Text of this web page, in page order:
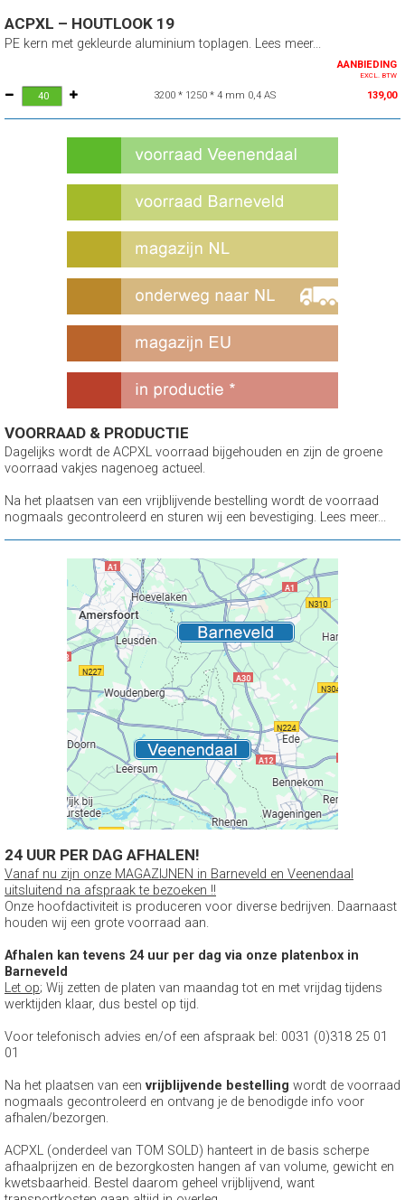
ACPXL – HOUTLOOK 19
PE kern met gekleurde aluminium toplagen. Lees meer...
AANBIEDING
EXCL. BTW
3200 * 1250 * 4 mm 0,4 AS 139,00
VOORRAAD & PRODUCTIE
Dagelijks wordt de ACPXL voorraad bijgehouden en zijn de groene
voorraad vakjes nagenoeg actueel.
Na het plaatsen van een vrijblijvende bestelling wordt de voorraad
nogmaals gecontroleerd en sturen wij een bevestiging. Lees meer...
24 UUR PER DAG AFHALEN!
Vanaf nu zijn onze MAGAZIJNEN in Barneveld en Veenendaal
uitsluitend na afspraak te bezoeken !!
Onze hoofdactiviteit is produceren voor diverse bedrijven. Daarnaast
houden wij een grote voorraad aan.
Afhalen kan tevens 24 uur per dag via onze platenbox in
Barneveld
Let op; Wij zetten de platen van maandag tot en met vrijdag tijdens
werktijden klaar, dus bestel op tijd.
Voor telefonisch advies en/of een afspraak bel: 0031 (0)318 25 01
01
Na het plaatsen van een vrijblijvende bestelling wordt de voorraad
nogmaals gecontroleerd en ontvang je de benodigde info voor
afhalen/bezorgen.
ACPXL (onderdeel van TOM SOLD) hanteert in de basis scherpe
afhaalprijzen en de bezorgkosten hangen af van volume, gewicht en
kwetsbaarheid. Bestel daarom geheel vrijblijvend, want